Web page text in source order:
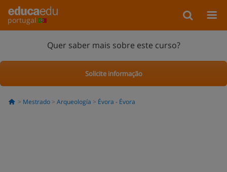
portugal
Quer saber mais sobre este curso?
Solicite informação
Mestrado Arqueología Évora - Évora